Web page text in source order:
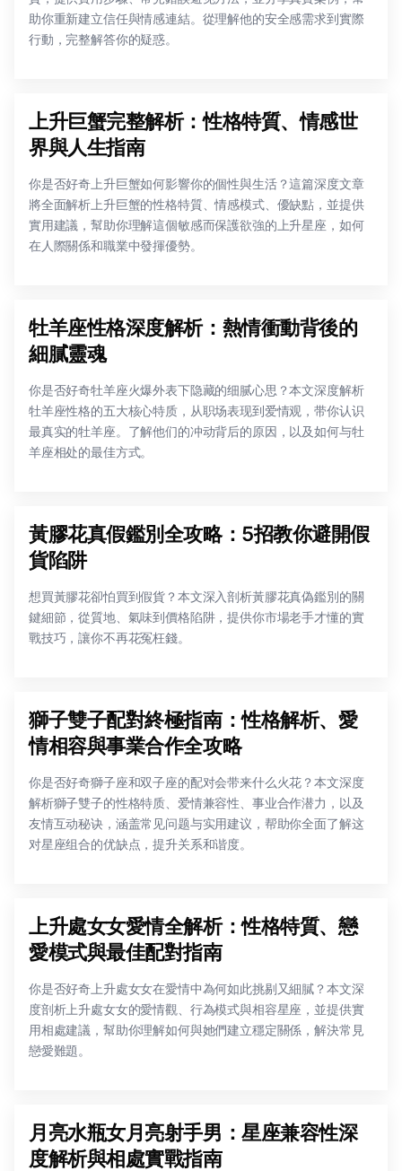
助你重新建立信任與情感連結。從理解他的安全感需求到實際
行動，完整解答你的疑惑。
上升巨蟹完整解析：性格特質、情感世
界與人生指南
你是否好奇上升巨蟹如何影響你的個性與生活？這篇深度文章
將全面解析上升巨蟹的性格特質、情感模式、優缺點，並提供
實用建議，幫助你理解這個敏感而保護欲強的上升星座，如何
在人際關係和職業中發揮優勢。
牡羊座性格深度解析：熱情衝動背後的
細膩靈魂
你是否好奇牡羊座火爆外表下隐藏的细腻心思？本文深度解析
牡羊座性格的五大核心特质，从职场表现到爱情观，带你认识
最真实的牡羊座。了解他们的冲动背后的原因，以及如何与牡
羊座相处的最佳方式。
黃膠花真假鑑別全攻略：5招教你避開假
貨陷阱
想買黃膠花卻怕買到假貨？本文深入剖析黃膠花真偽鑑別的關
鍵細節，從質地、氣味到價格陷阱，提供你市場老手才懂的實
戰技巧，讓你不再花冤枉錢。
獅子雙子配對終極指南：性格解析、愛
情相容與事業合作全攻略
你是否好奇獅子座和双子座的配对会带来什么火花？本文深度
解析獅子雙子的性格特质、爱情兼容性、事业合作潜力，以及
友情互动秘诀，涵盖常见问题与实用建议，帮助你全面了解这
对星座组合的优缺点，提升关系和谐度。
上升處女女愛情全解析：性格特質、戀
愛模式與最佳配對指南
你是否好奇上升處女女在愛情中為何如此挑剔又細膩？本文深
度剖析上升處女女的愛情觀、行為模式與相容星座，並提供實
用相處建議，幫助你理解如何與她們建立穩定關係，解決常見
戀愛難題。
月亮水瓶女月亮射手男：星座兼容性深
度解析與相處實戰指南